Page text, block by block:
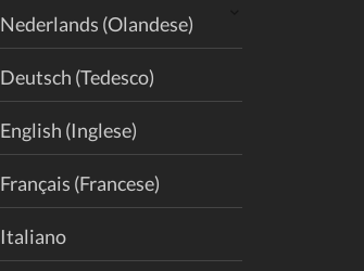
Nederlands (Olandese)
Deutsch (Tedesco)
English (Inglese)
Français (Francese)
Italiano